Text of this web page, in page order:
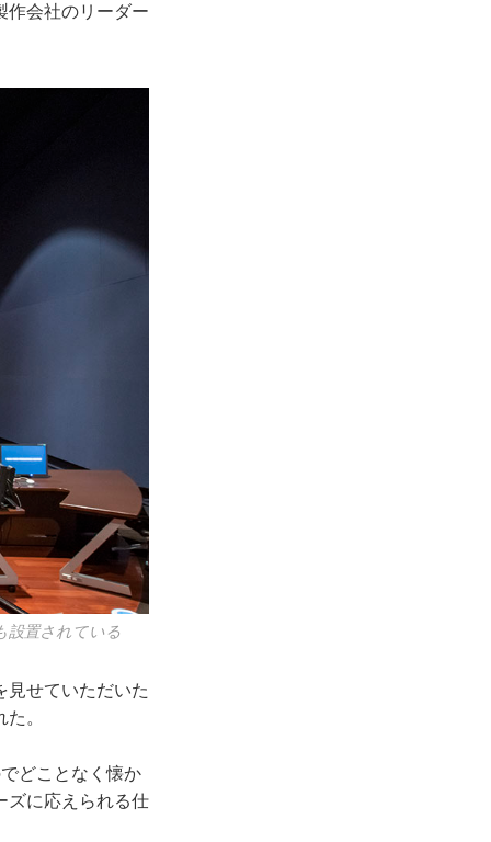
作会社のリーダー
設置されている
せていただいた
。
どことなく懐か
ズに応えられる仕